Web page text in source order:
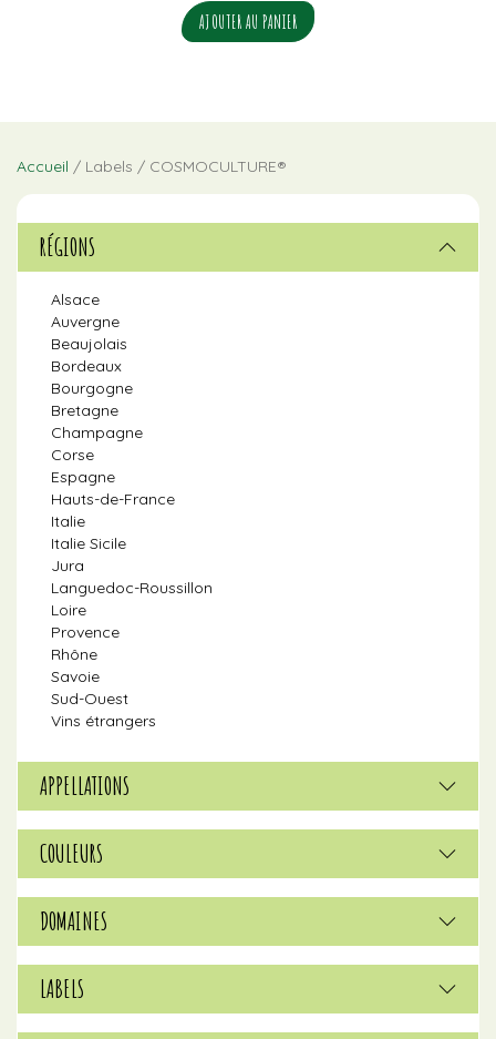
AJOUTER AU PANIER
Accueil / Labels / COSMOCULTURE®
RÉGIONS
Alsace
Auvergne
Beaujolais
Bordeaux
Bourgogne
Bretagne
Champagne
Corse
Espagne
Hauts-de-France
Italie
Italie Sicile
Jura
Languedoc-Roussillon
Loire
Provence
Rhône
Savoie
Sud-Ouest
Vins étrangers
APPELLATIONS
COULEURS
DOMAINES
LABELS